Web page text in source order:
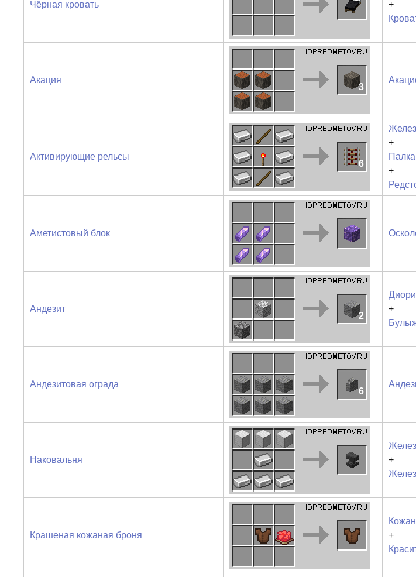
Чёрная кровать
+
Акация
3
Активирующие рельсы
6
+
Палка
+
Аметистовый блок
Андезит
2
+
Андезитовая ограда
6
Наковальня
+
Крашеная кожаная броня
+